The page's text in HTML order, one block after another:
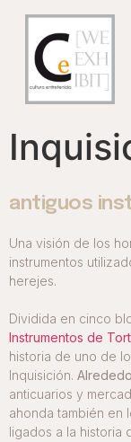
antiguos
Una visión de los
instrumentos
herejes.
Dividida en cinco
Instrumentos de
historia de uno de
Inquisición.
anticuarios y
ahonda también en
ligados a la historia